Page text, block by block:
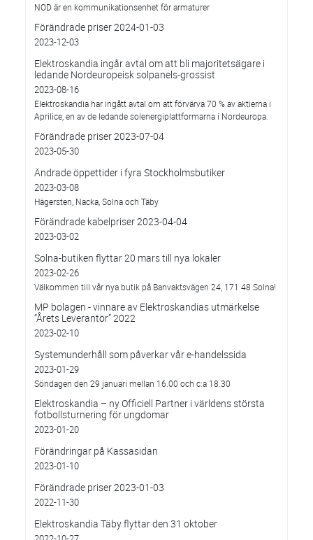
NOD är en kommunikationsenhet för armaturer
Förändrade priser 2024-01-03
2023-12-03
Elektroskandia ingår avtal om att bli majoritetsägare i
ledande Nordeuropeisk solpanels-grossist
2023-08-16
Elektroskandia har ingått avtal om att förvärva 70 % av aktierna i
Aprilice, en av de ledande solenergiplattformarna i Nordeuropa.
Förändrade priser 2023-07-04
2023-05-30
Ändrade öppettider i fyra Stockholmsbutiker
2023-03-08
Hägersten, Nacka, Solna och Täby
Förändrade kabelpriser 2023-04-04
2023-03-02
Solna-butiken flyttar 20 mars till nya lokaler
2023-02-26
Välkommen till vår nya butik på Banvaktsvägen 24, 171 48 Solna!
MP bolagen - vinnare av Elektroskandias utmärkelse
”Årets Leverantör” 2022
2023-02-10
Systemunderhåll som påverkar vår e-handelssida
2023-01-29
Söndagen den 29 januari mellan 16.00 och c:a 18.30
Elektroskandia – ny Officiell Partner i världens största
fotbollsturnering för ungdomar
2023-01-20
Förändringar på Kassasidan
2023-01-10
Förändrade priser 2023-01-03
2022-11-30
Elektroskandia Täby flyttar den 31 oktober